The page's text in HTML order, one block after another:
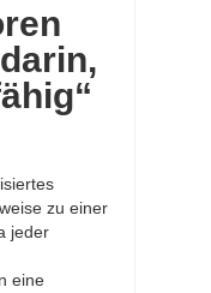
zu einer
jeder
eine